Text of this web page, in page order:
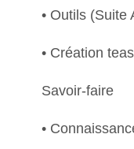
• Outils (Suite
• Création
Savoir-faire
•